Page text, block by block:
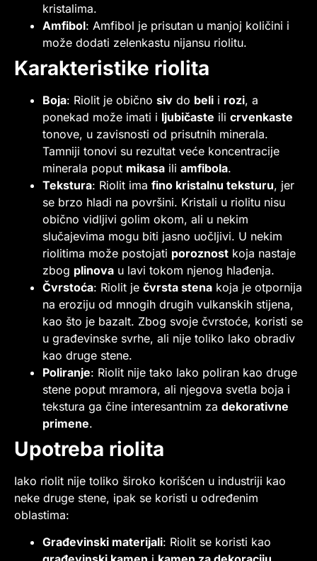
kristalima.
Amfibol: Amfibol je prisutan u manjoj količini i
može dodati zelenkastu nijansu riolitu.
Karakteristike riolita
Boja: Riolit je obično siv do beli i rozi, a
ponekad može imati i ljubičaste ili crvenkaste
tonove, u zavisnosti od prisutnih minerala.
Tamniji tonovi su rezultat veće koncentracije
minerala poput mikasa ili amfibola.
Tekstura: Riolit ima fino kristalnu teksturu, jer
se brzo hladi na površini. Kristali u riolitu nisu
obično vidljivi golim okom, ali u nekim
slučajevima mogu biti jasno uočljivi. U nekim
riolitima može postojati poroznost koja nastaje
zbog plinova u lavi tokom njenog hlađenja.
Čvrstoća: Riolit je čvrsta stena koja je otpornija
na eroziju od mnogih drugih vulkanskih stijena,
kao što je bazalt. Zbog svoje čvrstoće, koristi se
u građevinske svrhe, ali nije toliko lako obradiv
kao druge stene.
Poliranje: Riolit nije tako lako poliran kao druge
stene poput mramora, ali njegova svetla boja i
tekstura ga čine interesantnim za dekorativne
primene.
Upotreba riolita
Iako riolit nije toliko široko korišćen u industriji kao
neke druge stene, ipak se koristi u određenim
oblastima:
Građevinski materijali: Riolit se koristi kao